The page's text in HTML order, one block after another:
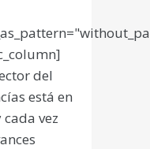
del
está en
vez